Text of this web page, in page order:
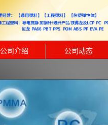
公司介绍 公司动态